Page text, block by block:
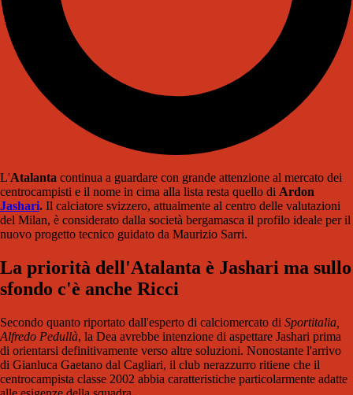
L'Atalanta continua a guardare con grande attenzione al mercato dei
centrocampisti e il nome in cima alla lista resta quello di Ardon
Jashari. Il calciatore svizzero, attualmente al centro delle valutazioni
del Milan, è considerato dalla società bergamasca il profilo ideale per il
nuovo progetto tecnico guidato da Maurizio Sarri.
La priorità dell'Atalanta è Jashari ma sullo
sfondo c'è anche Ricci
Secondo quanto riportato dall'esperto di calciomercato di Sportitalia,
Alfredo Pedullà, la Dea avrebbe intenzione di aspettare Jashari prima
di orientarsi definitivamente verso altre soluzioni. Nonostante l'arrivo
di Gianluca Gaetano dal Cagliari, il club nerazzurro ritiene che il
centrocampista classe 2002 abbia caratteristiche particolarmente adatte